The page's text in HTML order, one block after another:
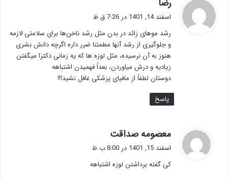
رضا
:
اسفند 14, 1401 در 7:26 ق.ظ
رشد موهای زائد در بدن مثل رشد ناخن‌ها برای سلامتی لازمه
و جلوگیری از رشد آنها مطمئنا ضرر داره اگرچه دانش بشری
هنوز به آن نرسیده، مثل لوزه ها که یه زمانی دکترا میگفتن
زیادیه و درش میاوردن، بعداً فهمیدن اشتباهه
دوستان لطفاً از مافیای پزشکی غافل نشید!!!
پاسخ
معصومه صداقت
ف
:
اسفند 15, 1401 در 8:00 ب.ظ
کی گفته برداشتن لوزه اشتباهه